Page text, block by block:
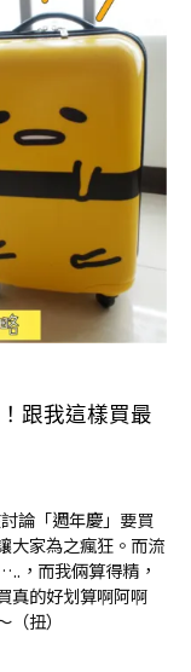
跟我這樣買最
論「週年慶」要買
大家為之瘋狂。而流
，而我倆算得精，
真的好划算啊阿啊
扭）